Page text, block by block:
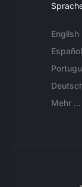
English
Español
Mehr ...